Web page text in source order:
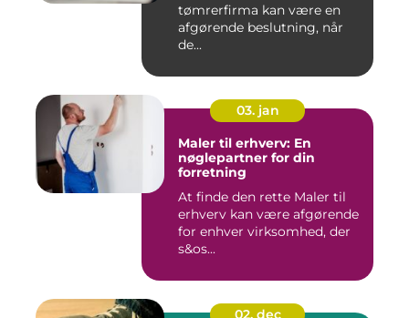
tømrerfirma kan være en
afgørende beslutning, når
de...
03. jan
Maler til erhverv: En
nøglepartner for din
forretning
At finde den rette Maler til
erhverv kan være afgørende
for enhver virksomhed, der
s&os...
02. dec